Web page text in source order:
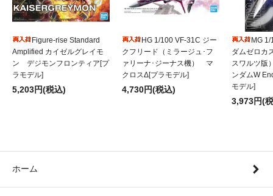
Figure-rise Standard
Amplified カイゼルグレイモ
ン デジモンフロンティア[プ
ラモデル]
5,203円(税込)
HG 1/100 VF-31C ジー
クフリード（ミラージュ･フ
ァリーナ･ジーナス機） マ
クロスΔ[プラモデル]
4,730円(税込)
MG
ダムゼロカ
スワルツ版
ンダムW
モデル]
3,973円(
ホーム